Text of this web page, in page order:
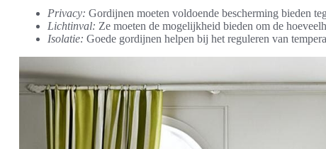
Privacy: Gordijnen moeten voldoende bescherming bieden
Lichtinval: Ze moeten de mogelijkheid bieden om de
Isolatie: Goede gordijnen helpen bij het reguleren van